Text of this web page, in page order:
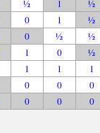
½ 1 ½
0 1 ½
0 ½ ½
1 0 ½
1 1 1
0 0 0
0 0 0